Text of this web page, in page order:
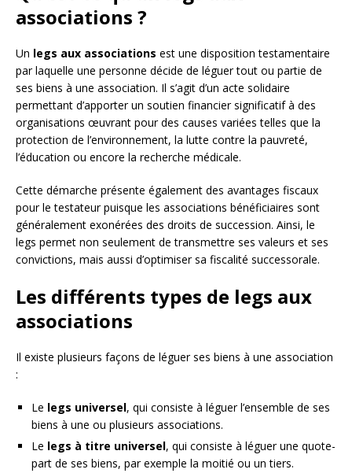
associations ?
Un legs aux associations est une disposition testamentaire
par laquelle une personne décide de léguer tout ou partie de
ses biens à une association. Il s’agit d’un acte solidaire
permettant d’apporter un soutien financier significatif à des
organisations œuvrant pour des causes variées telles que la
protection de l’environnement, la lutte contre la pauvreté,
l’éducation ou encore la recherche médicale.
Cette démarche présente également des avantages fiscaux
pour le testateur puisque les associations bénéficiaires sont
généralement exonérées des droits de succession. Ainsi, le
legs permet non seulement de transmettre ses valeurs et ses
convictions, mais aussi d’optimiser sa fiscalité successorale.
Les différents types de legs aux
associations
Il existe plusieurs façons de léguer ses biens à une association
:
Le legs universel, qui consiste à léguer l’ensemble de ses
biens à une ou plusieurs associations.
Le legs à titre universel, qui consiste à léguer une quote-
part de ses biens, par exemple la moitié ou un tiers.